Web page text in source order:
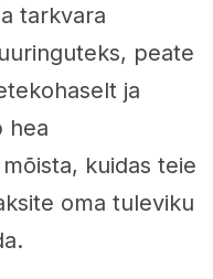
tarkvara
peate
ja
hea
kuidas teie
oma tuleviku